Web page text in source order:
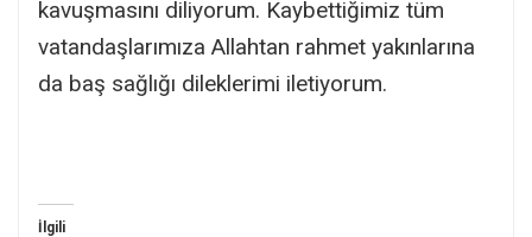
kavuşmasını diliyorum. Kaybettiğimiz tüm
vatandaşlarımıza Allahtan rahmet yakınlarına
da baş sağlığı dileklerimi iletiyorum.
İlgili